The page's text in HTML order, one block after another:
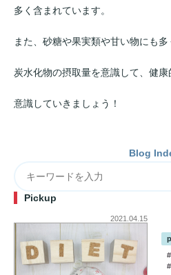
多く含まれています。
また、砂糖や果実類や甘い物にも多
炭水化物の摂取量を意識して、健
意識していきましょう！
Blog
Pickup
2021.04.15